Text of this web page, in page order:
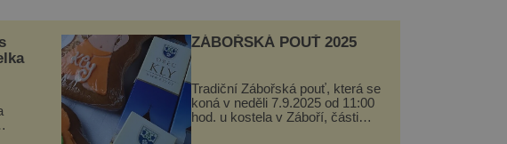
mafiánského bosse za nepovolené držení zbraní,
se ozývají zděšené výkřiky! [galleryZÁBOŘSKÁ POUŤ 2025
Tradiční Zábořská pouť, která se
koná v neděli 7.9.2025 od 11:00
hod. u kostela v Záboří, části